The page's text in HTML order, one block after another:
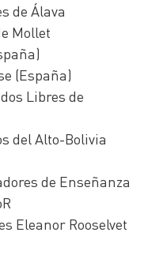
de Álava
Mollet
(España)
Libres de
del Alto-Bolivia
de Enseñanza
Eleanor Rooselvet